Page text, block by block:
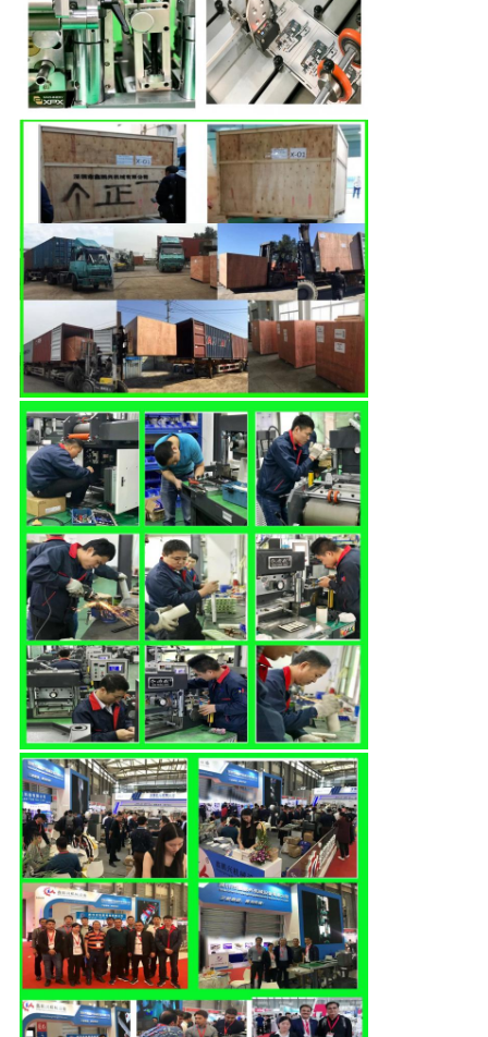
イ
バ
シ
リ
シ
ー